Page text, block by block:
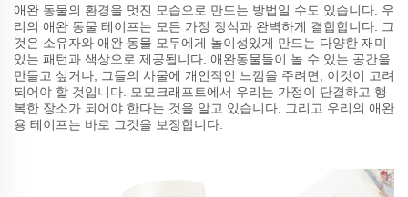
애완 동물의 환경을 멋진 모습으로 만드는 방법일 수도 있습니다. 우
리의 애완 동물 테이프는 모든 가정 장식과 완벽하게 결합합니다. 그
것은 소유자와 애완 동물 모두에게 놀이성있게 만드는 다양한 재미
있는 패턴과 색상으로 제공됩니다. 애완동물들이 놀 수 있는 공간을
만들고 싶거나, 그들의 사물에 개인적인 느낌을 주려면, 이것이 고려
되어야 할 것입니다. 모모크래프트에서 우리는 가정이 단결하고 행
복한 장소가 되어야 한다는 것을 알고 있습니다. 그리고 우리의 애완
용 테이프는 바로 그것을 보장합니다.